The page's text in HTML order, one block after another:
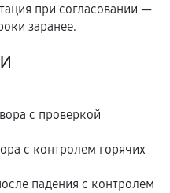
комплектующие
при согласовании —
заранее.
с проверкой
с контролем горячих
падения с контролем